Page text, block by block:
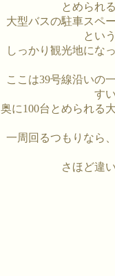
とめられ
大型バスの駐車スペ
とい
しっかり観光地にな
ここは39号線沿いの
す
奥に100台とめられる
一周回るつもりなら
さほど違